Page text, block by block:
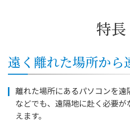
特長
遠く離れた場所から
離れた場所にあるパソコンを
などでも、遠隔地に赴く必要
えます。